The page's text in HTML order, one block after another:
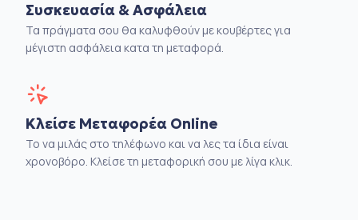
Συσκευασία & Ασφάλεια
Τα πράγματα σου θα καλυφθούν με κουβέρτες για
μέγιστη ασφάλεια κατα τη μεταφορά.
Κλείσε Μεταφορέα Online
Το να μιλάς στο τηλέφωνο και να λες τα ίδια είναι
χρονοβόρο. Κλείσε τη μεταφορική σου με λίγα κλικ.